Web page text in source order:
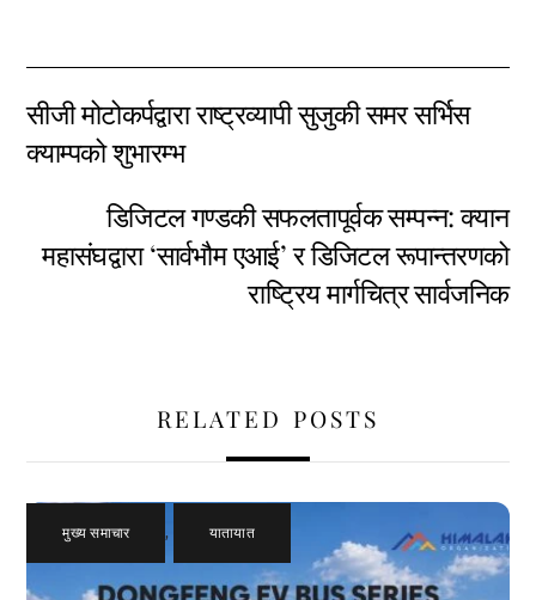
सीजी मोटोकर्पद्वारा राष्ट्रव्यापी सुजुकी समर सर्भिस
क्याम्पको शुभारम्भ
डिजिटल गण्डकी सफलतापूर्वक सम्पन्न: क्यान
महासंघद्वारा ‘सार्वभौम एआई’ र डिजिटल रूपान्तरणको
राष्ट्रिय मार्गचित्र सार्वजनिक
RELATED POSTS
मुख्य समाचार , यातायात